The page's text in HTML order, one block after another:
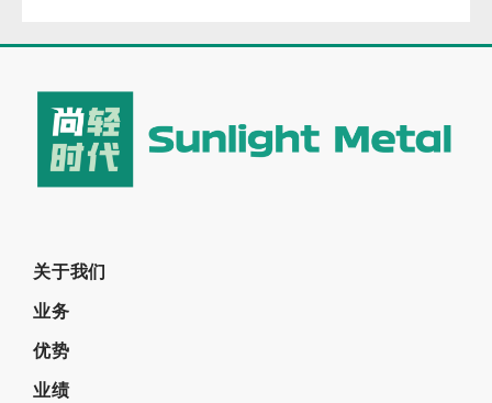
关于我们
业务
优势
业绩